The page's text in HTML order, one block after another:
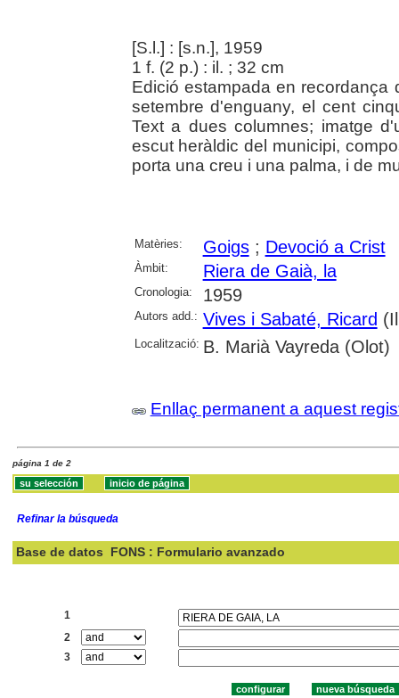
[S.l.] : [s.n.], 1959
1 f. (2 p.) : il. ; 32 cm
Edició estampada en
setembre d'enguany, el cent
Text a dues columnes; imatge
escut heràldic del municipi,
porta una creu i una palma, i de
Matèries: Goigs; Devoció a Crist
Àmbit: Riera de Gaià, la
Cronologia: 1959
Autors add.: Vives i Sabaté, Ricard
Localització: B. Marià Vayreda (Olot)
Enllaç permanent a aquest
página 1 de 2
Refinar la búsqueda
Base de datos FONS : Formulario avanzado
1
2
3